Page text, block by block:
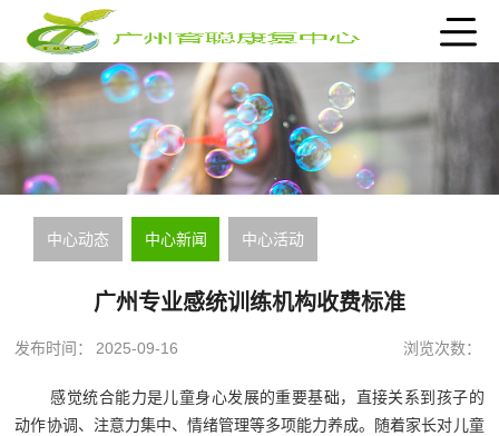
中心动态 中心新闻 中心活动
广州专业感统训练机构收费标准
发布时间： 2025-09-16 浏览次数：
感觉统合能力是儿童身心发展的重要基础，直接关系到孩子的
动作协调、注意力集中、情绪管理等多项能力养成。随着家长对儿童